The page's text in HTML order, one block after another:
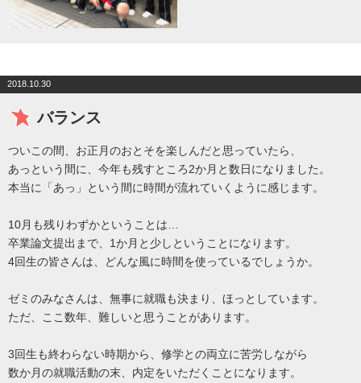
2018.10.30
バランス
ついこの間、お正月のおとそを楽しんだと思っていたら、
あっという間に、今年も残すところ2か月と数日になりました。
本当に「あっ」という間に時間が流れていくように感じます。
10月も残りわずかということは…
卒業論文提出まで、1か月と少しということになります。
4回生の皆さんは、どんな風に時間を使っているでしょうか。
ゼミのみなさんは、無事に就職も決まり、ほっとしています。
ただ、ここ数年、難しいと思うことがあります。
3回生も終わらない時期から、修学との両立に苦労しながら
数か月の就職活動の末、内定をいただくことになります。